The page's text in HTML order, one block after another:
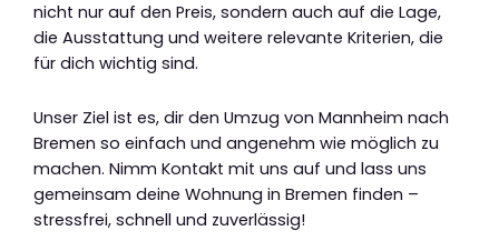
nicht nur auf den Preis, sondern auch auf die Lage,
die Ausstattung und weitere relevante Kriterien, die
für dich wichtig sind.
Unser Ziel ist es, dir den Umzug von Mannheim nach
Bremen so einfach und angenehm wie möglich zu
machen. Nimm Kontakt mit uns auf und lass uns
gemeinsam deine Wohnung in Bremen finden –
stressfrei, schnell und zuverlässig!